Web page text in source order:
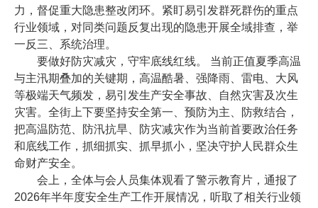
力，督促重大隐患整改闭环。紧盯易引发群死群伤的重点
行业领域，对同类问题反复出现的隐患开展全域排查，举
一反三、系统治理。
要做好防灾减灾，守牢底线红线。 当前正值夏季高温
与主汛期叠加的关键期，高温酷暑、强降雨、雷电、大风
等极端天气频发，易引发生产安全事故、自然灾害及次生
灾害。全街上下要坚持安全第一、预防为主、防救结合，
把高温防范、防汛抗旱、防灾减灾作为当前首要政治任务
和底线工作，抓细抓实、抓早抓小，坚决守护人民群众生
命财产安全。
会上，全体与会人员集体观看了警示教育片，通报了
2026年半年度安全生产工作开展情况，听取了相关行业领